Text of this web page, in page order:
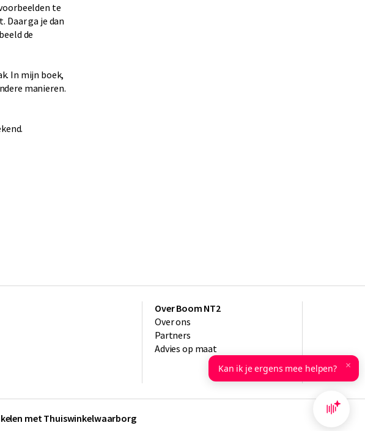
te
Daar ga je dan
de
In mijn boek,
manieren.
Over Boom NT2
Over ons
Partners
Advies op maat
met Thuiswinkelwaarborg
Kan ik je ergens mee helpen? ×